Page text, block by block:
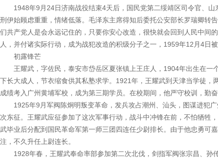
1948年9月24日济南战役结束4天后，国民党第二绥靖区司令官、山
刑伊始顾虑重重，情绪低落。毛泽东主席得知后委托公安部长罗瑞卿转
们共产党人是会永远记住的，只要你安心改造，很快就会回到人民中间
人，并付诸实际行动，成为战犯改造的积级分子之一，1959年12月4日
初露锋芒
王耀武，字佐民，泰安市岱岳区夏张镇上王庄人，1904年出生在一
下长大成人，节衣缩食供其私塾求学。1921年，王耀武到天津当学徒
成绩考入广州黄埔军校，成为第三期学员。在校期间，他严守校训，勤
1925年9月军阀陈炯明叛变革命，发兵攻占潮州、汕头，图谋进犯广
次东征。王耀武应征参加了这次军事行动，战斗中冲锋在前，不怕牺牲
武毕业后分配到国民革命军第一师三团四连任少尉排长。由于他忠勇可
注，不久升任上尉连长。
1928年春，王耀武奉命率部参加第二次北伐，剑指军阀张宗昌、孙